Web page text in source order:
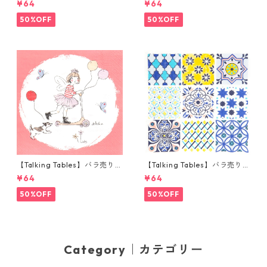
キン Alice in Wonderland ピ
ンク
¥64
50%OFF
キン Playful Pierre ホワイトx
ブルー
¥64
50%OFF
【Talking Tables】バラ売り1
枚 ランチサイズ ペーパーナプ
キン Tilly & Tigg Pink コーラ
ル
¥64
50%OFF
【Talking Tables】バラ売り1
枚 ランチサイズ ペーパーナプ
キン Moroccan Souk Tile Blu
e ホワイト モロッカンタイル
¥64
50%OFF
Category｜カテゴリー